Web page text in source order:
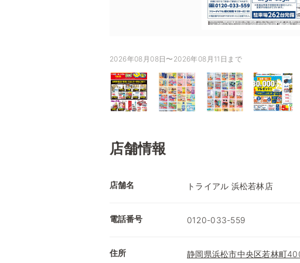
2026年08月08日〜2026年08月11日まで
店舗情報
店舗名 トライアル 浜松若林店
電話番号 0120-033-559
住所 静岡県浜松市中央区若林町